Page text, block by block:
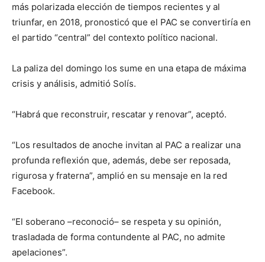
más polarizada elección de tiempos recientes y al
triunfar, en 2018, pronosticó que el PAC se convertiría en
el partido “central” del contexto político nacional.
La paliza del domingo los sume en una etapa de máxima
crisis y análisis, admitió Solís.
“Habrá que reconstruir, rescatar y renovar”, aceptó.
“Los resultados de anoche invitan al PAC a realizar una
profunda reflexión que, además, debe ser reposada,
rigurosa y fraterna”, amplió en su mensaje en la red
Facebook.
“El soberano –reconoció– se respeta y su opinión,
trasladada de forma contundente al PAC, no admite
apelaciones”.